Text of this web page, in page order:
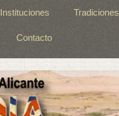
Instituciones Tradiciones
Contacto